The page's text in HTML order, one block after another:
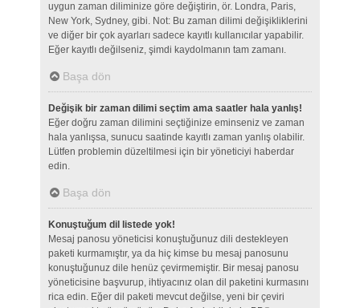
uygun zaman diliminize göre değiştirin, ör. Londra, Paris,
New York, Sydney, gibi. Not: Bu zaman dilimi değişikliklerini
ve diğer bir çok ayarları sadece kayıtlı kullanıcılar yapabilir.
Eğer kayıtlı değilseniz, şimdi kaydolmanın tam zamanı.
Başa dön
Değişik bir zaman dilimi seçtim ama saatler hala yanlış!
Eğer doğru zaman dilimini seçtiğinize eminseniz ve zaman
hala yanlışsa, sunucu saatinde kayıtlı zaman yanlış olabilir.
Lütfen problemin düzeltilmesi için bir yöneticiyi haberdar
edin.
Başa dön
Konuştuğum dil listede yok!
Mesaj panosu yöneticisi konuştuğunuz dili destekleyen
paketi kurmamıştır, ya da hiç kimse bu mesaj panosunu
konuştuğunuz dile henüz çevirmemiştir. Bir mesaj panosu
yöneticisine başvurup, ihtiyacınız olan dil paketini kurmasını
rica edin. Eğer dil paketi mevcut değilse, yeni bir çeviri